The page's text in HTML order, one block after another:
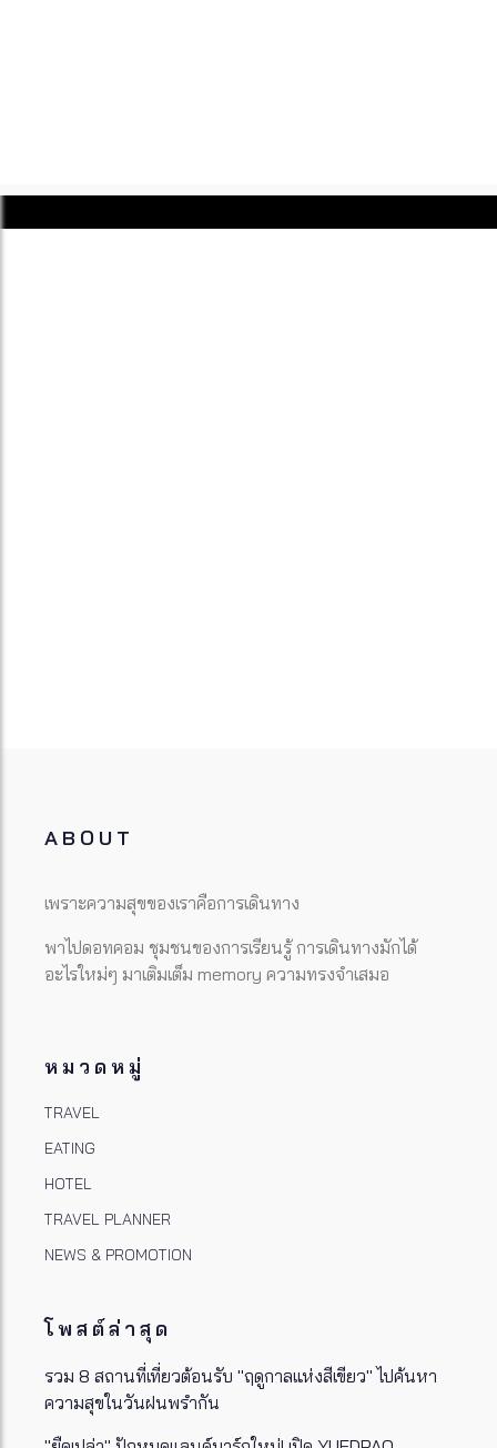
ABOUT
เพราะความสุขของเราคือการเดินทาง
พาไปดอทคอม ชุมชนของการเรียนรู้ การเดินทางมักได้
อะไรใหม่ๆ มาเติมเต็ม memory ความทรงจำเสมอ
หมวดหมู่
TRAVEL
EATING
HOTEL
TRAVEL PLANNER
NEWS & PROMOTION
โพสต์ล่าสุด
รวม 8 สถานที่เที่ยวต้อนรับ "ฤดูกาลแห่งสีเขียว" ไปค้นหา
ความสุขในวันฝนพรำกัน